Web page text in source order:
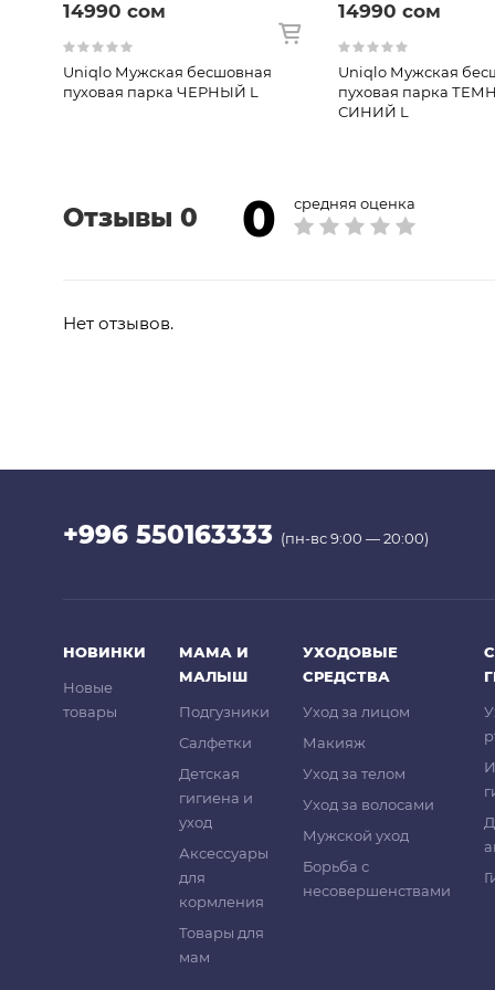
14990 сом
Uniqlo Мужская бесшовная
пуховая парка ЧЕРНЫЙ L
14990 сом
Uniqlo Мужская
пуховая парка
СИНИЙ L
Отзывы 0 0 средняя оценка
Нет отзывов.
+996 550163333 (пн-вс 9:00 — 20:00)
НОВИНКИ
Новые
товары
МАМА И
МАЛЫШ
Подгузники
Салфетки
Детская
гигиена и
уход
Аксессуары
для
кормления
Товары для
мам
УХОДОВЫЕ
СРЕДСТВА
Уход за лицом
Макияж
Уход за телом
Уход за волосами
Мужской уход
Борьба с
несовершенствами